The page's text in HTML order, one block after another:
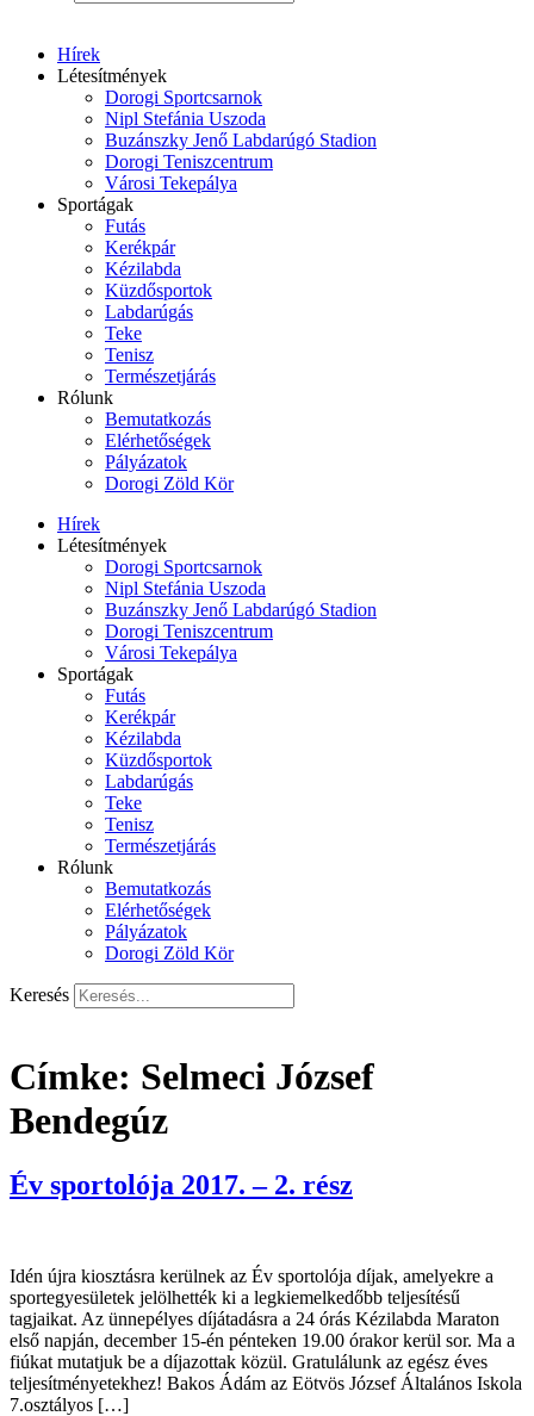
Hírek
Létesítmények
Dorogi Sportcsarnok
Nipl Stefánia Uszoda
Buzánszky Jenő Labdarúgó Stadion
Dorogi Teniszcentrum
Városi Tekepálya
Sportágak
Futás
Kerékpár
Kézilabda
Küzdősportok
Labdarúgás
Teke
Tenisz
Természetjárás
Rólunk
Bemutatkozás
Elérhetőségek
Pályázatok
Dorogi Zöld Kör
Hírek
Létesítmények
Dorogi Sportcsarnok
Nipl Stefánia Uszoda
Buzánszky Jenő Labdarúgó Stadion
Dorogi Teniszcentrum
Városi Tekepálya
Sportágak
Futás
Kerékpár
Kézilabda
Küzdősportok
Labdarúgás
Teke
Tenisz
Természetjárás
Rólunk
Bemutatkozás
Elérhetőségek
Pályázatok
Dorogi Zöld Kör
Keresés
Címke: Selmeci József
Bendegúz
Év sportolója 2017. – 2. rész
Idén újra kiosztásra kerülnek az Év sportolója díjak, amelyekre a
sportegyesületek jelölhették ki a legkiemelkedőbb teljesítésű
tagjaikat. Az ünnepélyes díjátadásra a 24 órás Kézilabda Maraton
első napján, december 15-én pénteken 19.00 órakor kerül sor. Ma a
fiúkat mutatjuk be a díjazottak közül. Gratulálunk az egész éves
teljesítményetekhez! Bakos Ádám az Eötvös József Általános Iskola
7.osztályos […]